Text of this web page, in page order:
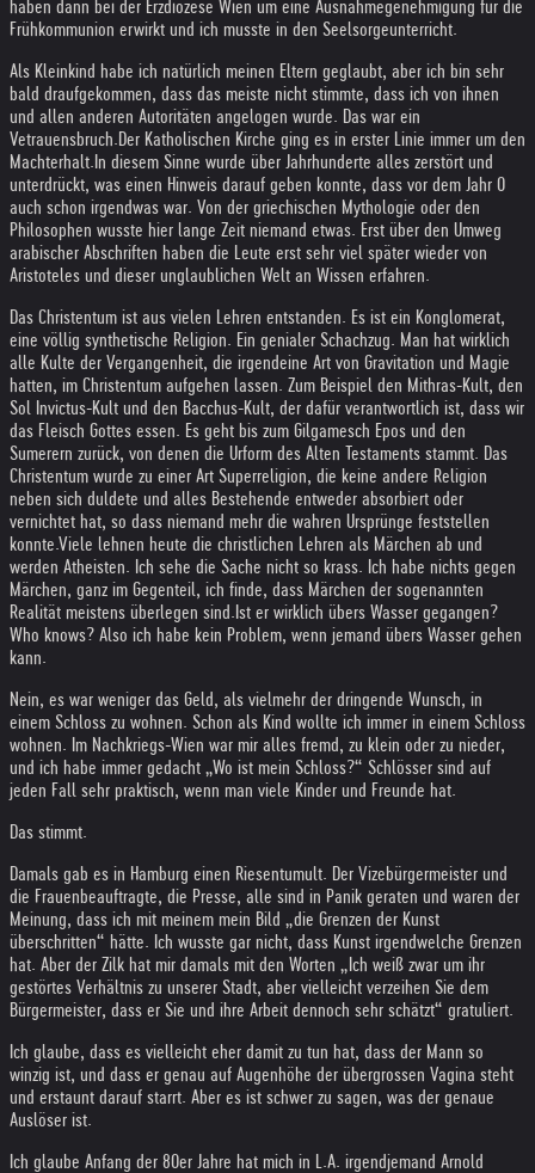
haben dann bei der Erzdiözese Wien um eine Ausnahmegenehmigung für die
Frühkommunion erwirkt und ich musste in den Seelsorgeunterricht.
Als Kleinkind habe ich natürlich meinen Eltern geglaubt, aber ich bin sehr
bald draufgekommen, dass das meiste nicht stimmte, dass ich von ihnen
und allen anderen Autoritäten angelogen wurde. Das war ein
Vetrauensbruch. Der Katholischen Kirche ging es in erster Linie immer um den
Machterhalt. In diesem Sinne wurde über Jahrhunderte alles zerstört und
unterdrückt, was einen Hinweis darauf geben konnte, dass vor dem Jahr 0
auch schon irgendwas war. Von der griechischen Mythologie oder den
Philosophen wusste hier lange Zeit niemand etwas. Erst über den Umweg
arabischer Abschriften haben die Leute erst sehr viel später wieder von
Aristoteles und dieser unglaublichen Welt an Wissen erfahren.
Das Christentum ist aus vielen Lehren entstanden. Es ist ein Konglomerat,
eine völlig synthetische Religion. Ein genialer Schachzug. Man hat wirklich
alle Kulte der Vergangenheit, die irgendeine Art von Gravitation und Magie
hatten, im Christentum aufgehen lassen. Zum Beispiel den Mithras-Kult, den
Sol Invictus-Kult und den Bacchus-Kult, der dafür verantwortlich ist, dass wir
das Fleisch Gottes essen. Es geht bis zum Gilgamesch Epos und den
Sumerern zurück, von denen die Urform des Alten Testaments stammt. Das
Christentum wurde zu einer Art Superreligion, die keine andere Religion
neben sich duldete und alles Bestehende entweder absorbiert oder
vernichtet hat, so dass niemand mehr die wahren Ursprünge feststellen
konnte.Viele lehnen heute die christlichen Lehren als Märchen ab und
werden Atheisten. Ich sehe die Sache nicht so krass. Ich habe nichts gegen
Märchen, ganz im Gegenteil, ich finde, dass Märchen der sogenannten
Realität meistens überlegen sind. Ist er wirklich übers Wasser gegangen?
Who knows? Also ich habe kein Problem, wenn jemand übers Wasser gehen
kann.
Nein, es war weniger das Geld, als vielmehr der dringende Wunsch, in
einem Schloss zu wohnen. Schon als Kind wollte ich immer in einem Schloss
wohnen. Im Nachkriegs-Wien war mir alles fremd, zu klein oder zu nieder,
und ich habe immer gedacht „Wo ist mein Schloss?“ Schlösser sind auf
jeden Fall sehr praktisch, wenn man viele Kinder und Freunde hat.
Das stimmt.
Damals gab es in Hamburg einen Riesentumult. Der Vizebürgermeister und
die Frauenbeauftragte, die Presse, alle sind in Panik geraten und waren der
Meinung, dass ich mit meinem mein Bild „die Grenzen der Kunst
überschritten“ hätte. Ich wusste gar nicht, dass Kunst irgendwelche Grenzen
hat. Aber der Zilk hat mir damals mit den Worten „Ich weiß zwar um ihr
gestörtes Verhältnis zu unserer Stadt, aber vielleicht verzeihen Sie dem
Bürgermeister, dass er Sie und ihre Arbeit dennoch sehr schätzt“ gratuliert.
Ich glaube, dass es vielleicht eher damit zu tun hat, dass der Mann so
winzig ist, und dass er genau auf Augenhöhe der übergrossen Vagina steht
und erstaunt darauf starrt. Aber es ist schwer zu sagen, was der genaue
Auslöser ist.
Ich glaube Anfang der 80er Jahre hat mich in L.A. irgendjemand Arnold